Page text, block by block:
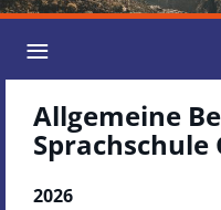
≡
Allgemeine
Sprachschule
2026